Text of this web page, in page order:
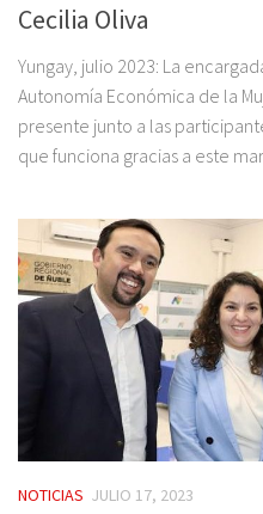
Cecilia Oliva
Yungay, julio 2023: La
Autonomía Económica de la
presente junto a las
que funciona gracias a este
NOTICIAS JULIO 17, 2023